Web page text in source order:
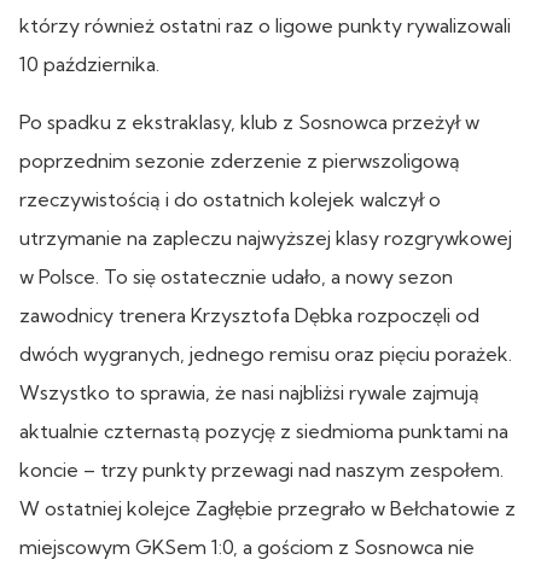
którzy również ostatni raz o ligowe punkty rywalizowali
10 października.
Po spadku z ekstraklasy, klub z Sosnowca przeżył w
poprzednim sezonie zderzenie z pierwszoligową
rzeczywistością i do ostatnich kolejek walczył o
utrzymanie na zapleczu najwyższej klasy rozgrywkowej
w Polsce. To się ostatecznie udało, a nowy sezon
zawodnicy trenera Krzysztofa Dębka rozpoczęli od
dwóch wygranych, jednego remisu oraz pięciu porażek.
Wszystko to sprawia, że nasi najbliżsi rywale zajmują
aktualnie czternastą pozycję z siedmioma punktami na
koncie – trzy punkty przewagi nad naszym zespołem.
W ostatniej kolejce Zagłębie przegrało w Bełchatowie z
miejscowym GKSem 1:0, a gościom z Sosnowca nie